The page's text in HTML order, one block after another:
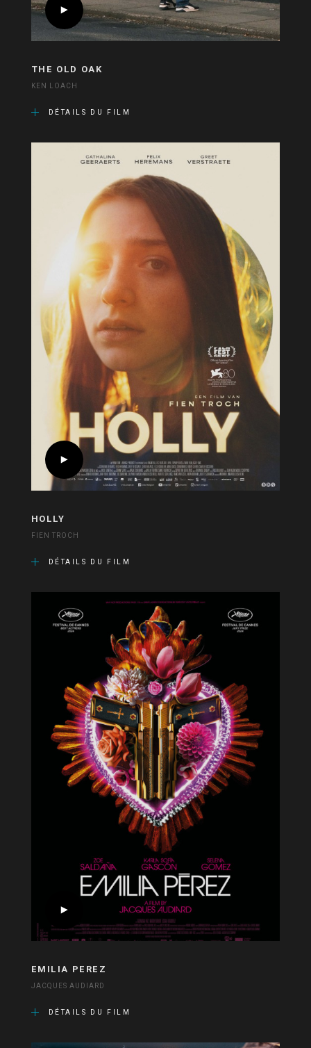
THE OLD OAK
KEN LOACH
DÉTAILS DU FILM
HOLLY
FIEN TROCH
DÉTAILS DU FILM
EMILIA PEREZ
JACQUES AUDIARD
DÉTAILS DU FILM